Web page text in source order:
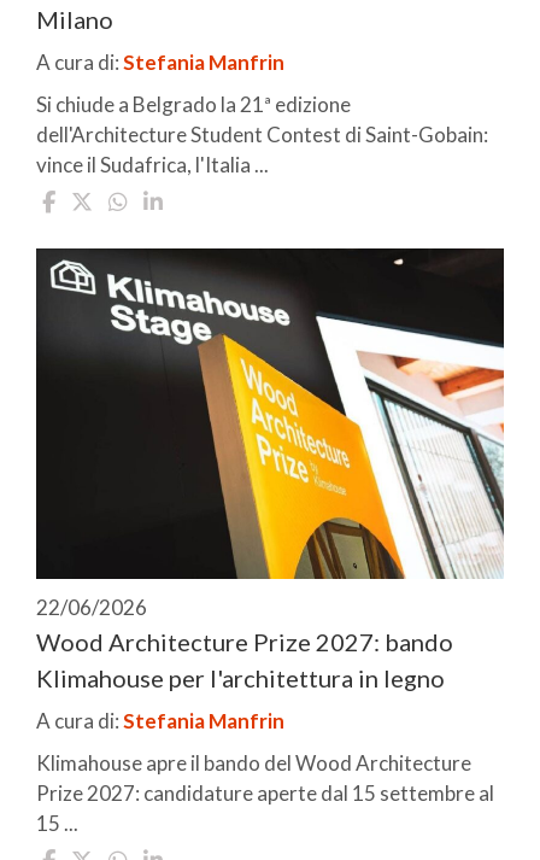
Milano
A cura di:Stefania Manfrin
Si chiude a Belgrado la 21ª edizione
dell'Architecture Student Contest di Saint-Gobain:
vince il Sudafrica, l'Italia ...
22/06/2026
Wood Architecture Prize 2027: bando
Klimahouse per l'architettura in legno
A cura di:Stefania Manfrin
Klimahouse apre il bando del Wood Architecture
Prize 2027: candidature aperte dal 15 settembre al
15 ...